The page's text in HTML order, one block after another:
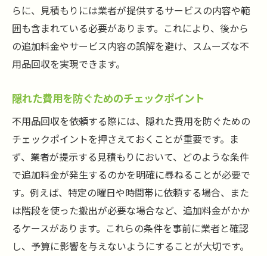
らに、見積もりには業者が提供するサービスの内容や範
囲も含まれている必要があります。これにより、後から
の追加料金やサービス内容の誤解を避け、スムーズな不
用品回収を実現できます。
隠れた費用を防ぐためのチェックポイント
不用品回収を依頼する際には、隠れた費用を防ぐための
チェックポイントを押さえておくことが重要です。ま
ず、業者が提示する見積もりにおいて、どのような条件
で追加料金が発生するのかを明確に尋ねることが必要で
す。例えば、特定の曜日や時間帯に依頼する場合、また
は階段を使った搬出が必要な場合など、追加料金がかか
るケースがあります。これらの条件を事前に業者と確認
し、予算に影響を与えないようにすることが大切です。